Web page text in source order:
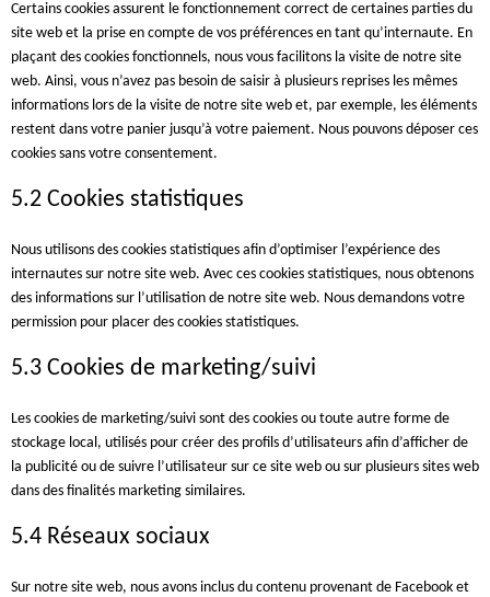
Certains cookies assurent le fonctionnement correct de certaines parties du
site web et la prise en compte de vos préférences en tant qu’internaute. En
plaçant des cookies fonctionnels, nous vous facilitons la visite de notre site
web. Ainsi, vous n’avez pas besoin de saisir à plusieurs reprises les mêmes
informations lors de la visite de notre site web et, par exemple, les éléments
restent dans votre panier jusqu’à votre paiement. Nous pouvons déposer ces
cookies sans votre consentement.
5.2 Cookies statistiques
Nous utilisons des cookies statistiques afin d’optimiser l’expérience des
internautes sur notre site web. Avec ces cookies statistiques, nous obtenons
des informations sur l’utilisation de notre site web. Nous demandons votre
permission pour placer des cookies statistiques.
5.3 Cookies de marketing/suivi
Les cookies de marketing/suivi sont des cookies ou toute autre forme de
stockage local, utilisés pour créer des profils d’utilisateurs afin d’afficher de
la publicité ou de suivre l’utilisateur sur ce site web ou sur plusieurs sites web
dans des finalités marketing similaires.
5.4 Réseaux sociaux
Sur notre site web, nous avons inclus du contenu provenant de Facebook et